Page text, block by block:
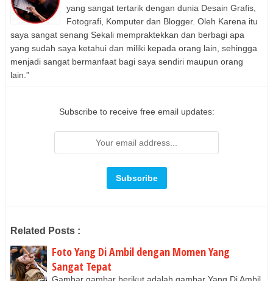
yang sangat tertarik dengan dunia Desain Grafis,
Fotografi, Komputer dan Blogger. Oleh Karena itu
saya sangat senang Sekali mempraktekkan dan berbagi apa
yang sudah saya ketahui dan miliki kepada orang lain, sehingga
menjadi sangat bermanfaat bagi saya sendiri maupun orang
lain.”
Subscribe to receive free email updates:
Related Posts :
Foto Yang Di Ambil dengan Momen Yang
Sangat Tepat
Gambar gambar berikut adalah gambar Yang Di Ambil